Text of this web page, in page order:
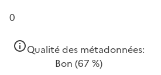
0
Qualité des métadonnées:
Bon (67 %)